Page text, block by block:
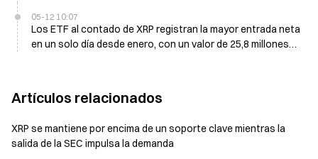
05-12 10:07
Los ETF al contado de XRP registran la mayor entrada neta
en un solo día desde enero, con un valor de 25,8 millones
Artículos relacionados
XRP se mantiene por encima de un soporte clave mientras la
salida de la SEC impulsa la demanda